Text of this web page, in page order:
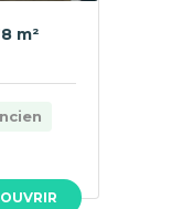
m²